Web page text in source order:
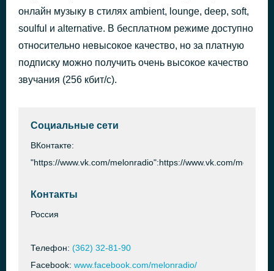
онлайн музыку в стилях ambient, lounge, deep, soft,
soulful и alternative. В бесплатном режиме доступно
относительно невысокое качество, но за платную
подписку можно получить очень высокое качество
звучания (256 кбит/с).
Социальные сети
ВКонтакте:
"https://www.vk.com/melonradio":https://www.vk.com/
Контакты
Россия
Телефон: (362) 32-81-90
Facebook: www.facebook.com/melonradio/